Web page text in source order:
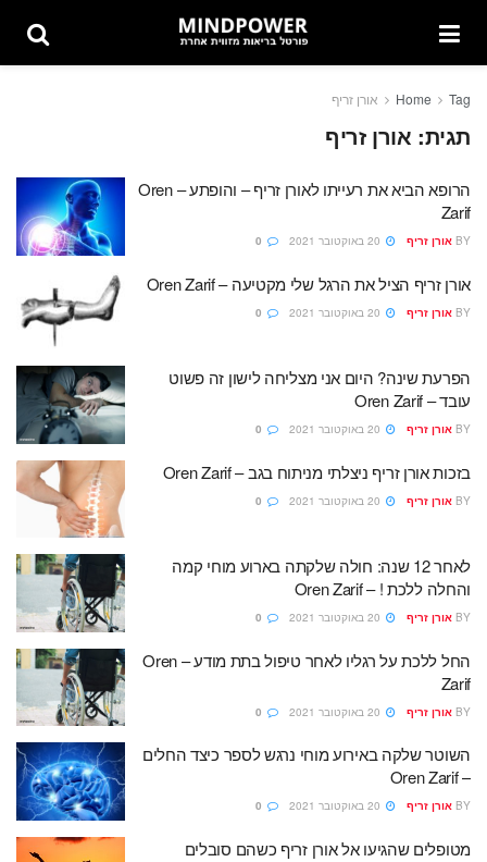
Home Tag אורן זריף
תגית: אורן זריף
הרופא הביא את רעייתו לאורן זריף – והופתע – Oren
Zarif
BY אורן זריף
אורן זריף הציל את הרגל שלי מקטיעה – Oren Zarif
BY אורן זריף
הפרעת שינה? היום אני מצליחה לישון זה פשוט
עובד – Oren Zarif
BY אורן זריף
בזכות אורן זריף ניצלתי מניתוח בגב – Oren Zarif
BY אורן זריף
לאחר 12 שנה: חולה שלקתה בארוע מוחי קמה
והחלה ללכת ! – Oren Zarif
BY אורן זריף
החל ללכת על רגליו לאחר טיפול בתת מודע – Oren
Zarif
BY אורן זריף
השוטר שלקה באירוע מוחי נרגש לספר כיצד החלים
– Oren Zarif
BY אורן זריף
מטופלים שהגיעו אל אורן זריף כשהם סובלים